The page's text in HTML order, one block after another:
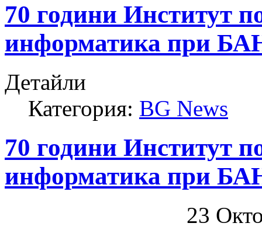
70 години Институт
информатика при
Детайли
Категория: BG News
70 години Институт
информатика при
23